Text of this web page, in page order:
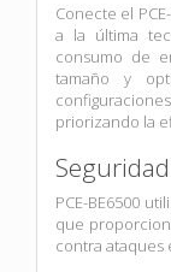
Conecte el
a la última
consumo de
tamaño y
priorizando la
PCE-BE6500
que
contra ataques